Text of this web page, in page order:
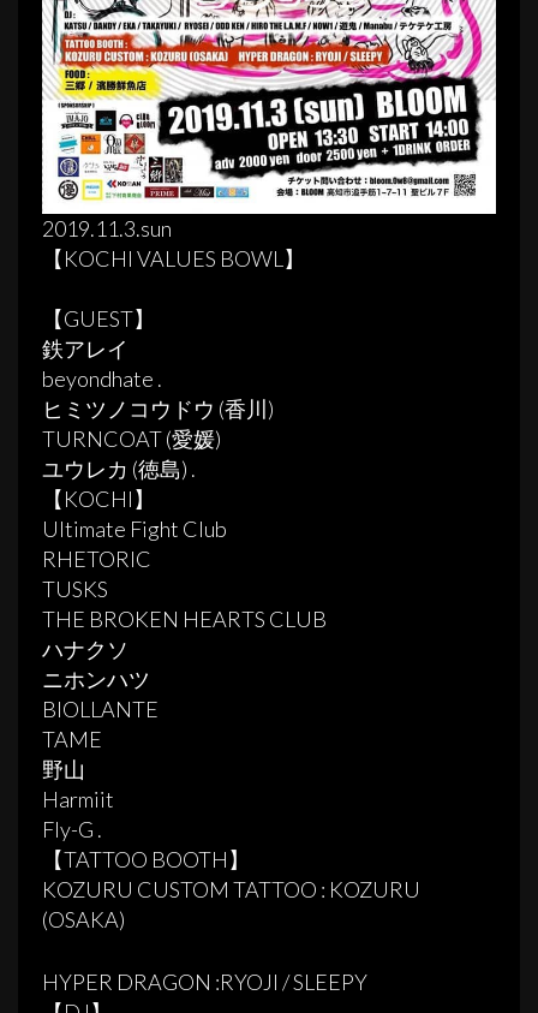
2019.11.3.sun
【KOCHI VALUES BOWL】
【GUEST】
鉄アレイ
beyondhate .
ヒミツノコウドウ (香川)
TURNCOAT (愛媛)
ユウレカ (徳島) .
【KOCHI】
Ultimate Fight Club
RHETORIC
TUSKS
THE BROKEN HEARTS CLUB
ハナクソ
ニホンハツ
BIOLLANTE
TAME
野山
Harmiit
Fly-G .
【TATTOO BOOTH】
KOZURU CUSTOM TATTOO : KOZURU
(OSAKA)
HYPER DRAGON :RYOJI / SLEEPY